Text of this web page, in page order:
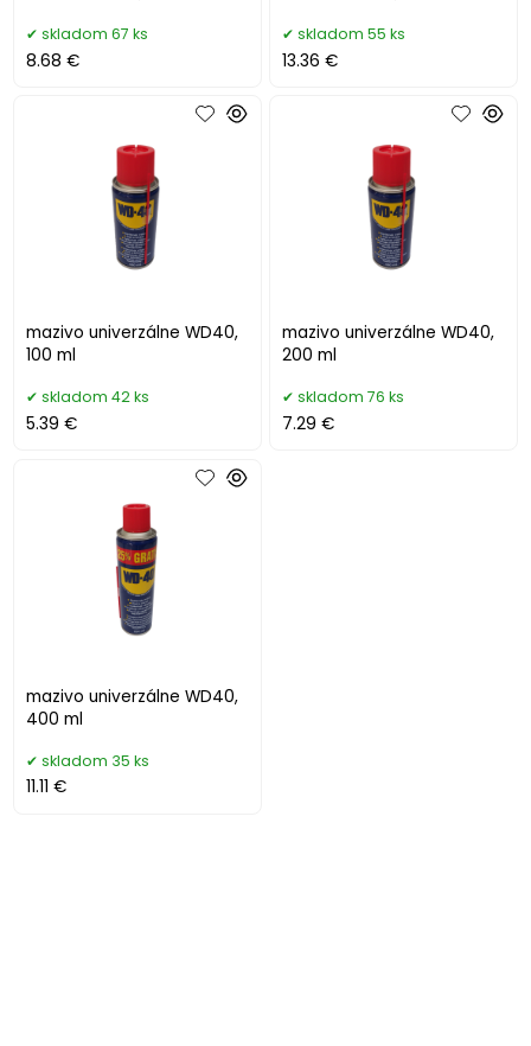
skladom 67 ks
8.68 €
skladom 55 ks
13.36 €
mazivo univerzálne WD40,
100 ml
skladom 42 ks
5.39 €
mazivo univerzálne WD40,
200 ml
skladom 76 ks
7.29 €
mazivo univerzálne WD40,
400 ml
skladom 35 ks
11.11 €